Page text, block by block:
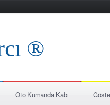
Oto Kumanda Kabı